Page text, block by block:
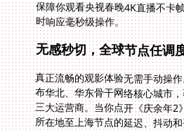
时响应毫秒级操作。
无感秒切，全球节点任调
真正流畅的观影体验无需手动操